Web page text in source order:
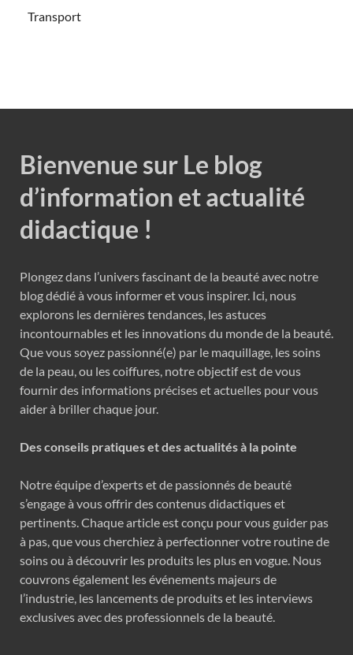
Transport
Bienvenue sur Le blog
d’information et actualité
didactique !
Plongez dans l’univers fascinant de la beauté avec notre
blog dédié à vous informer et vous inspirer. Ici, nous
explorons les dernières tendances, les astuces
incontournables et les innovations du monde de la beauté.
Que vous soyez passionné(e) par le maquillage, les soins
de la peau, ou les coiffures, notre objectif est de vous
fournir des informations précises et actuelles pour vous
aider à briller chaque jour.
Des conseils pratiques et des actualités à la pointe
Notre équipe d’experts et de passionnés de beauté
s’engage à vous offrir des contenus didactiques et
pertinents. Chaque article est conçu pour vous guider pas
à pas, que vous cherchiez à perfectionner votre routine de
soins ou à découvrir les produits les plus en vogue. Nous
couvrons également les événements majeurs de
l’industrie, les lancements de produits et les interviews
exclusives avec des professionnels de la beauté.